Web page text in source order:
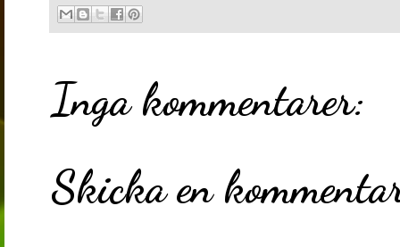
Inga kommentarer:
Skicka en